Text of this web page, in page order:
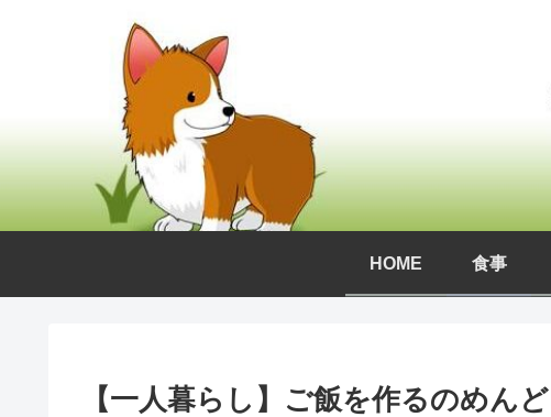
HOME 食事
【一人暮らし】ご飯を作るのめん